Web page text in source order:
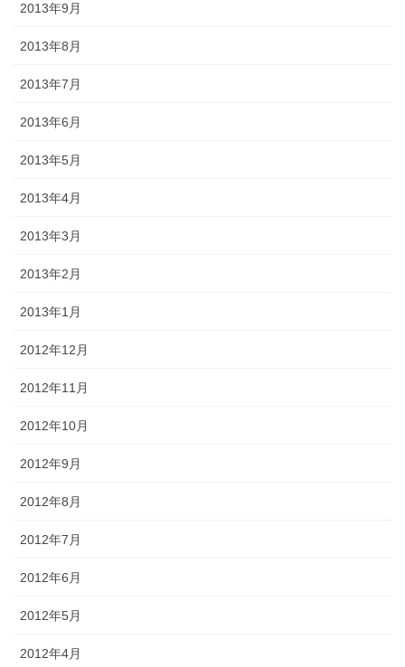
2013年9月
2013年8月
2013年7月
2013年6月
2013年5月
2013年4月
2013年3月
2013年2月
2013年1月
2012年12月
2012年11月
2012年10月
2012年9月
2012年8月
2012年7月
2012年6月
2012年5月
2012年4月